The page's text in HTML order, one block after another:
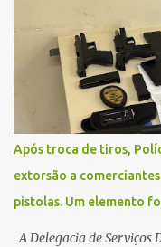
Contamos com a
uma situação climática
pública.
Após troca de tiros,
extorsão a
pistolas. Um elemento
A Delegacia de Serviços